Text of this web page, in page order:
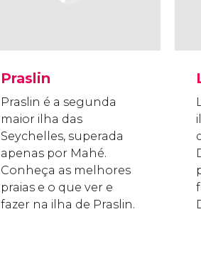
Praslin
Praslin é a segunda
maior ilha das
Seychelles, superada
apenas por Mahé.
Conheça as melhores
praias e o que ver e
fazer na ilha de Praslin.